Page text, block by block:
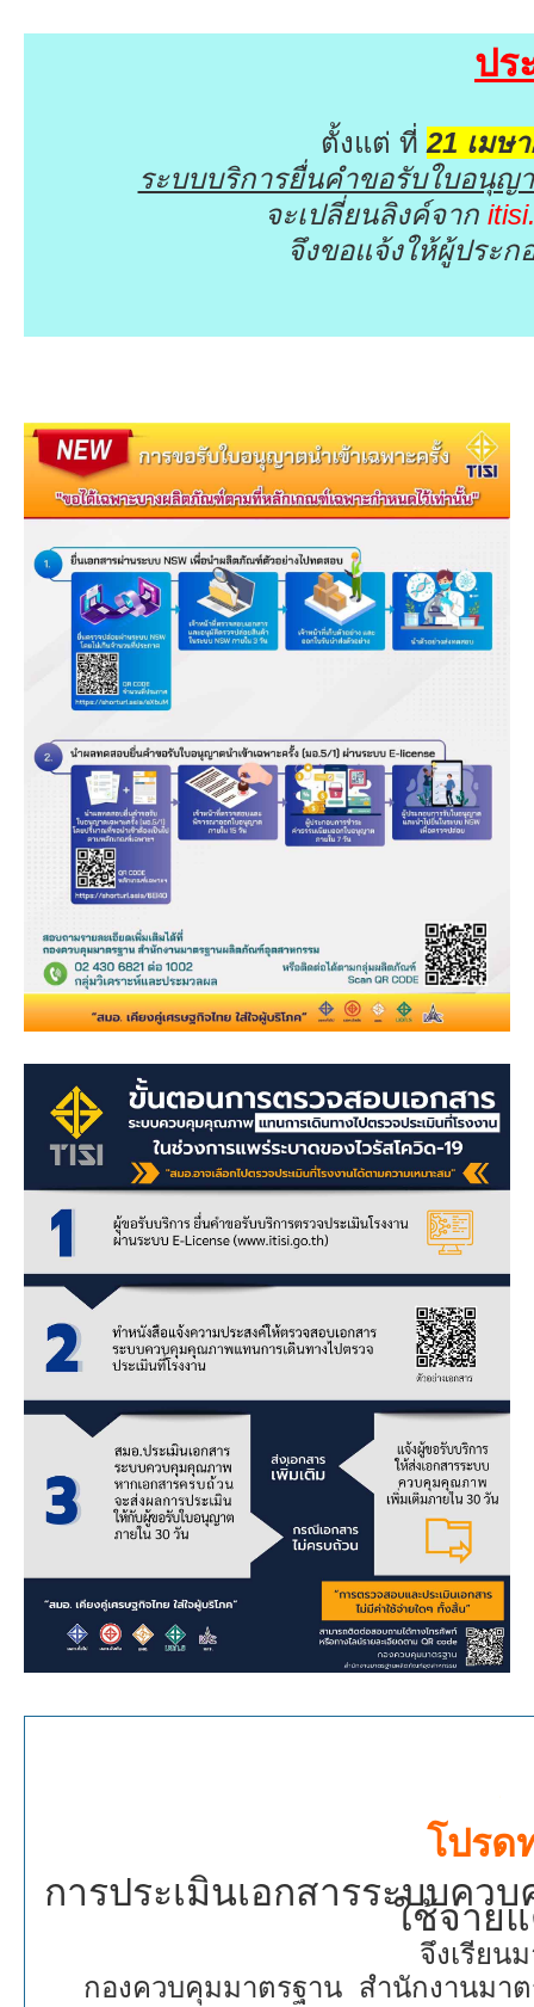
ปร
ตั้งแต่ ที่ 21 เมษ
ระบบบริการยื่นคำขอรับใบอนุญ
จะเปลี่ยนลิงค์จาก
จึงขอแจ้งให้ผู้ประ
โปร
การประเมินเอกสารระบบค
ใช้จ่าย
จึงเรียน
กองควบคุมมาตรฐาน สำนักงานม